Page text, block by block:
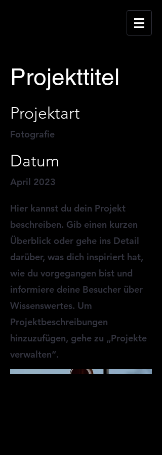
Projekttitel
Projektart
Fotografie
Datum
April 2023
Hier kannst du dein Projekt
beschreiben. Gib einen kurzen
Überblick oder gehe ins Detail
darüber, was dich inspiriert hat,
wie du vorgegangen bist und
informiere deine Besucher über
Wissenswertes. Um
Projektbeschreibungen
hinzuzufügen, gehe zu „Projekte
verwalten“.